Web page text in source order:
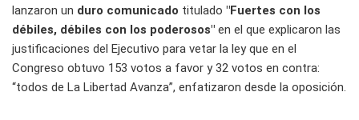
lanzaron un duro comunicado titulado "Fuertes con los
débiles, débiles con los poderosos" en el que explicaron las
justificaciones del Ejecutivo para vetar la ley que en el
Congreso obtuvo 153 votos a favor y 32 votos en contra:
“todos de La Libertad Avanza”, enfatizaron desde la oposición.